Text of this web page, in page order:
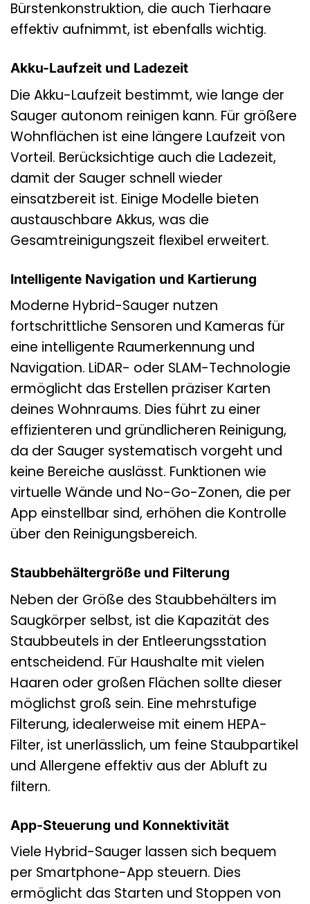
Bürstenkonstruktion, die auch Tierhaare
effektiv aufnimmt, ist ebenfalls wichtig.
Akku-Laufzeit und Ladezeit
Die Akku-Laufzeit bestimmt, wie lange der
Sauger autonom reinigen kann. Für größere
Wohnflächen ist eine längere Laufzeit von
Vorteil. Berücksichtige auch die Ladezeit,
damit der Sauger schnell wieder
einsatzbereit ist. Einige Modelle bieten
austauschbare Akkus, was die
Gesamtreinigungszeit flexibel erweitert.
Intelligente Navigation und Kartierung
Moderne Hybrid-Sauger nutzen
fortschrittliche Sensoren und Kameras für
eine intelligente Raumerkennung und
Navigation. LiDAR- oder SLAM-Technologie
ermöglicht das Erstellen präziser Karten
deines Wohnraums. Dies führt zu einer
effizienteren und gründlicheren Reinigung,
da der Sauger systematisch vorgeht und
keine Bereiche auslässt. Funktionen wie
virtuelle Wände und No-Go-Zonen, die per
App einstellbar sind, erhöhen die Kontrolle
über den Reinigungsbereich.
Staubbehältergröße und Filterung
Neben der Größe des Staubbehälters im
Saugkörper selbst, ist die Kapazität des
Staubbeutels in der Entleerungsstation
entscheidend. Für Haushalte mit vielen
Haaren oder großen Flächen sollte dieser
möglichst groß sein. Eine mehrstufige
Filterung, idealerweise mit einem HEPA-
Filter, ist unerlässlich, um feine Staubpartikel
und Allergene effektiv aus der Abluft zu
filtern.
App-Steuerung und Konnektivität
Viele Hybrid-Sauger lassen sich bequem
per Smartphone-App steuern. Dies
ermöglicht das Starten und Stoppen von